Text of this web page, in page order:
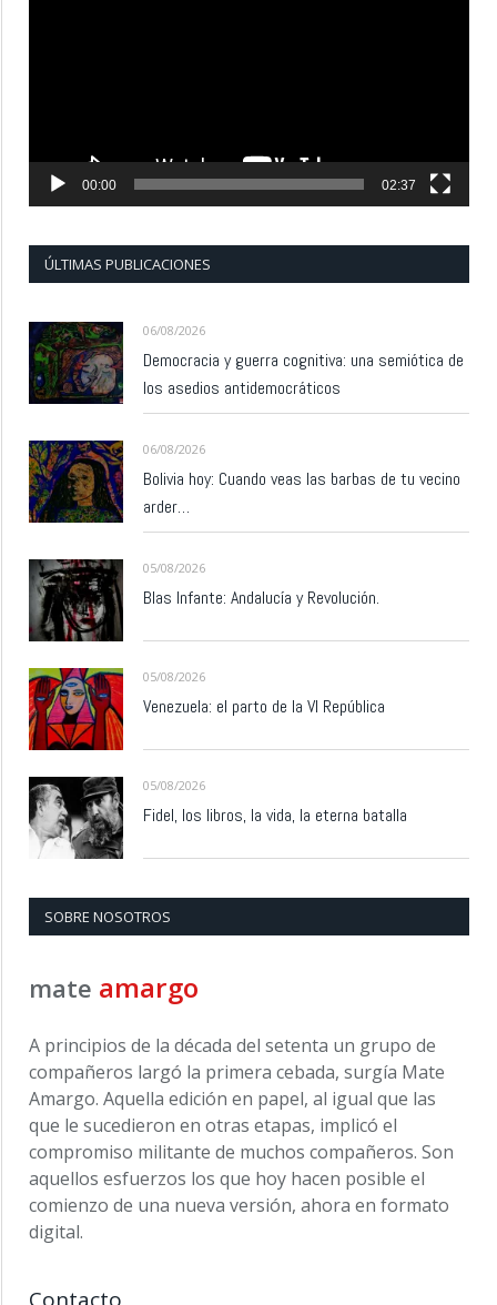
00:00 02:37
ÚLTIMAS PUBLICACIONES
06/08/2026
Democracia y guerra cognitiva: una semiótica de
los asedios antidemocráticos
06/08/2026
Bolivia hoy: Cuando veas las barbas de tu vecino
arder…
05/08/2026
Blas Infante: Andalucía y Revolución.
05/08/2026
Venezuela: el parto de la VI República
05/08/2026
Fidel, los libros, la vida, la eterna batalla
SOBRE NOSOTROS
mate amargo
A principios de la década del setenta un grupo de
compañeros largó la primera cebada, surgía Mate
Amargo. Aquella edición en papel, al igual que las
que le sucedieron en otras etapas, implicó el
compromiso militante de muchos compañeros. Son
aquellos esfuerzos los que hoy hacen posible el
comienzo de una nueva versión, ahora en formato
digital.